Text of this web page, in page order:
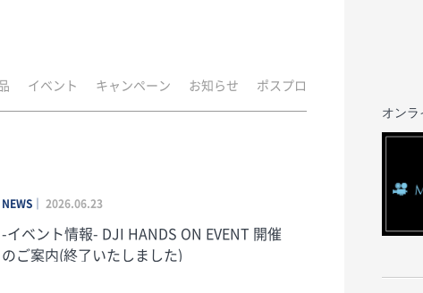
イベント キャンペーン お知らせ ポスプロ
NEWS 2026.06.23
-イベント情報- DJI HANDS ON EVENT 開催
のご案内(終了いたしました)
オンラ